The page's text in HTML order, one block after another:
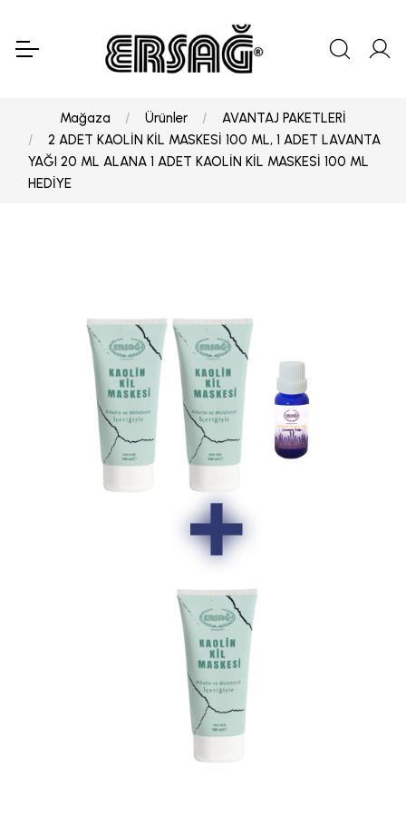
Mağaza Ürünler
AVANTAJ PAKETLERİ
2 ADET KAOLİN KİL MASKESİ 100 ML, 1 ADET LAVANTA
YAĞI 20 ML ALANA 1 ADET KAOLİN KİL MASKESİ 100 ML
HEDİYE